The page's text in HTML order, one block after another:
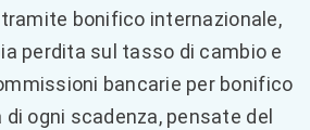
bonifico internazionale,
perdita sul tasso di cambio e
bancarie per bonifico
di ogni scadenza, pensate del